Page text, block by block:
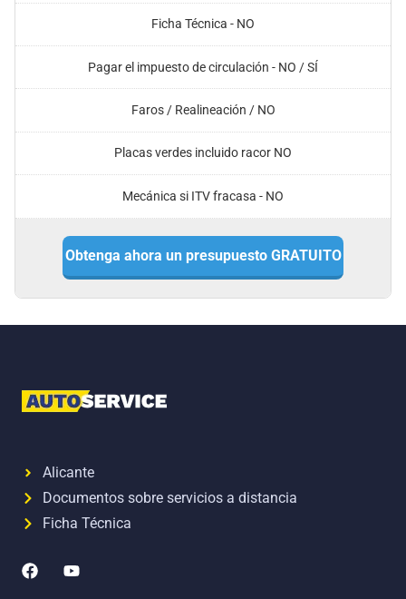
Ficha Técnica - NO
Pagar el impuesto de circulación - NO / SÍ
Faros / Realineación / NO
Placas verdes incluido racor NO
Mecánica si ITV fracasa - NO
Obtenga ahora un presupuesto GRATUITO
Alicante
Documentos sobre servicios a distancia
Ficha Técnica
F
a
Y